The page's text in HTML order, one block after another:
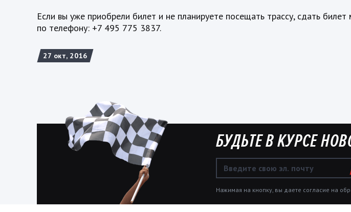
Если вы уже приобрели билет и не планируете посещать трассу, сдать
по телефону: +7 495 775 3837.
27 окт, 2016
БУДЬТЕ В КУРСЕ
Нажимая на кнопку, вы даете согласие на